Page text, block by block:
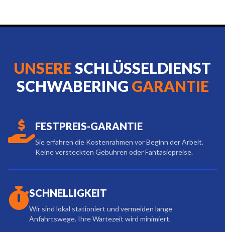
UNSERESCHLÜSSELDIENST
SCHWABERING GARANTIE
FESTPREIS-GARANTIE
Sie erfahren die Kostenrahmen vor Beginn der Arbeit.
Keine versteckten Gebühren oder Fantasiepreise.
SCHNELLIGKEIT
Wir sind lokal stationiert und vermeiden lange
Anfahrtswege. Ihre Wartezeit wird minimiert.